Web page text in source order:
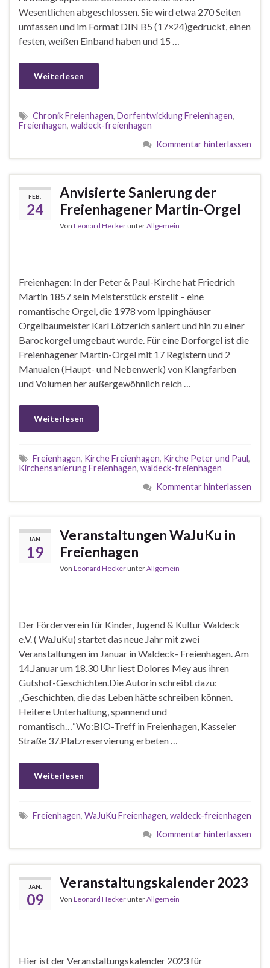
Wesentlichen abgeschlossen. Sie wird etwa 270 Seiten
umfassen und im Format DIN B5 (17×24)gedruckt, einen
festen, weißen Einband haben und 15 …
Weiterlesen
Chronik Freienhagen, Dorfentwicklung Freienhagen,
Freienhagen, waldeck-freienhagen
Kommentar hinterlassen
FEB.
24
Anvisierte Sanierung der
Freienhagener Martin-Orgel
Von Leonard HeckerunterAllgemein
Freienhagen: In der Peter & Paul-Kirche hat Friedrich
Martin 1857 sein Meisterstück erstellt – eine
romantische Orgel, die 1978 vom Ippinghäuser
Orgelbaumeister Karl Lötzerich saniert und hin zu einer
Barockorgel umgebaut wurde. Für eine Dorforgel ist die
Freienhagener Martin-Orgel mit 17 Registern und 2
Manualen (Haupt- und Nebenwerk) von Klangfarben
und Volumen her außergewöhnlich reich …
Weiterlesen
Freienhagen, Kirche Freienhagen, Kirche Peter und Paul,
Kirchensanierung Freienhagen, waldeck-freienhagen
Kommentar hinterlassen
JAN.
19
Veranstaltungen WaJuKu in
Freienhagen
Von Leonard HeckerunterAllgemein
Der Förderverein für Kinder, Jugend & Kultur Waldeck
e.V. ( WaJuKu) startet das neue Jahr mit zwei
Veranstaltungen im Januar in Waldeck- Freienhagen. Am
14.Januar um 18.30 Uhr liest Dolores Mey aus ihren
Gutshof-Geschichten.Die Autorin schreibt dazu:
„Geschichten, die das Leben hätte schreiben können.
Heitere Unterhaltung, spannend und
romantisch…“Wo:BIO-Treff in Freienhagen, Kasseler
Straße 37.Platzreservierung erbeten …
Weiterlesen
Freienhagen, WaJuKu Freienhagen, waldeck-freienhagen
Kommentar hinterlassen
JAN.
09
Veranstaltungskalender 2023
Von Leonard HeckerunterAllgemein
Hier ist der Veranstaltungskalender 2023 für